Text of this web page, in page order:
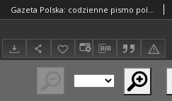
Gazeta Polska: codzienne pismo polsko-katolickie dla wszystkich stanów 1929.05.28 R.33 Nr121